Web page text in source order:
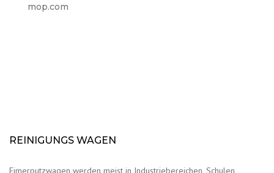
mop.com
REINIGUNGS WAGEN
Eimerputzwagen werden meist in Industriebereichen, Schulen,